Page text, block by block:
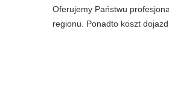
Oferujemy Państwu
regionu. Ponadto koszt